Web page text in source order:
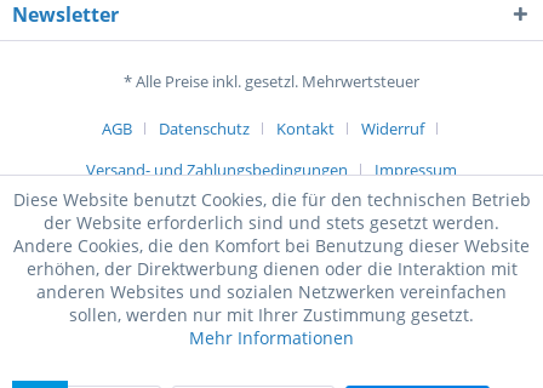
Newsletter
* Alle Preise inkl. gesetzl. Mehrwertsteuer
AGB Datenschutz Kontakt
Widerruf
Versand- und Zahlungsbedingungen
Impressum
Diese Website benutzt Cookies, die für den technischen Betrieb
der Website erforderlich sind und stets gesetzt werden.
Andere Cookies, die den Komfort bei Benutzung dieser Website
erhöhen, der Direktwerbung dienen oder die Interaktion mit
anderen Websites und sozialen Netzwerken vereinfachen
sollen, werden nur mit Ihrer Zustimmung gesetzt.
Mehr Informationen